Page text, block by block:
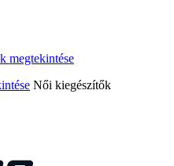
Női kiegészítők